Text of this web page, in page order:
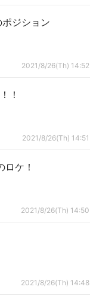
ジション
2021/8/26(Th) 14:52
！
2021/8/26(Th) 14:51
ケ！
2021/8/26(Th) 14:50
2021/8/26(Th) 14:48